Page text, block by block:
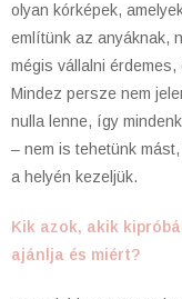
olyan kórképek,
említünk az anyáknak,
mégis vállalni
Mindez persze nem
nulla lenne, így
– nem is tehetünk
a helyén kezeljük.
Kik azok, akik
ajánlja és miért?